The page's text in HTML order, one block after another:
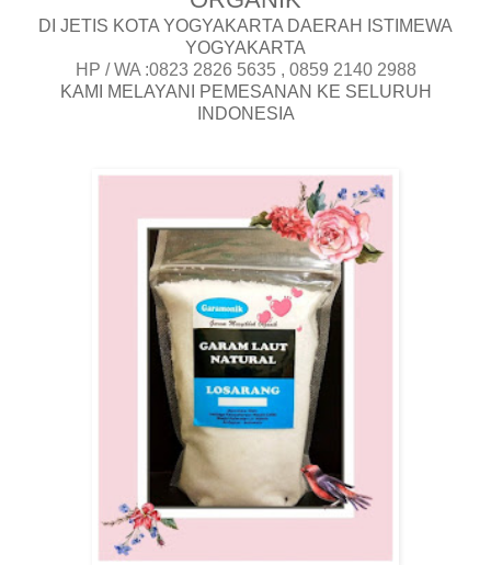
DI JETIS KOTA YOGYAKARTA DAERAH ISTIMEWA
YOGYAKARTA
HP / WA :0823 2826 5635 , 0859 2140 2988
KAMI MELAYANI PEMESANAN KE SELURUH
INDONESIA